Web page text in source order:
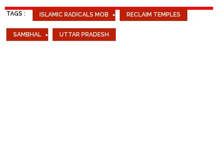
TAGS : ISLAMIC RADICALS MOB RECLAIM TEMPLES
SAMBHAL UTTAR PRADESH